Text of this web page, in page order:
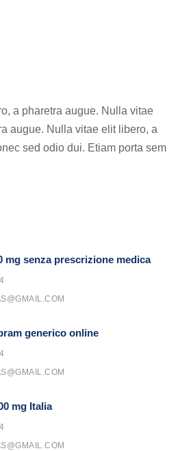
a pharetra augue. Nulla vitae
augue. Nulla vitae elit libero, a
sed odio dui. Etiam porta sem
mg senza prescrizione medica
generico online
mg Italia